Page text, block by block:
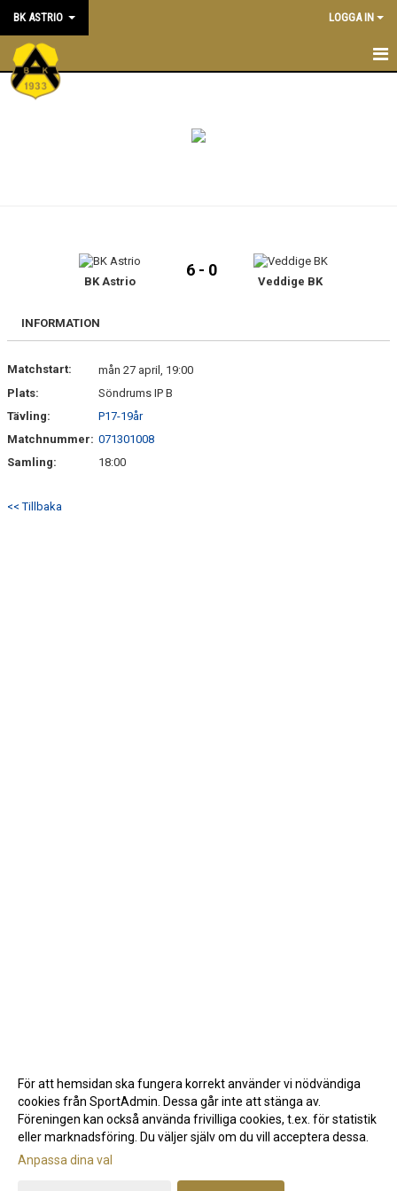
BK ASTRIO LOGGA IN
HEM
BLI MEDLEM
SÖNDRUMS IP
TRYGG I ASTRIO
ASTRIOSHOPEN
BK Astrio
6 - 0
Veddige BK
INFORMATION
Matchstart:
mån 27 april, 19:00
Plats:
Söndrums IP B
Tävling:
P17-19år
Matchnummer: 071301008
Samling:
18:00
<< Tillbaka
Gå till Webbversion
För att hemsidan ska fungera korrekt använder vi nödvändiga
cookies från SportAdmin. Dessa går inte att stänga av.
Föreningen kan också använda frivilliga cookies, t.ex. för statistik
eller marknadsföring. Du väljer själv om du vill acceptera dessa.
Anpassa dina val